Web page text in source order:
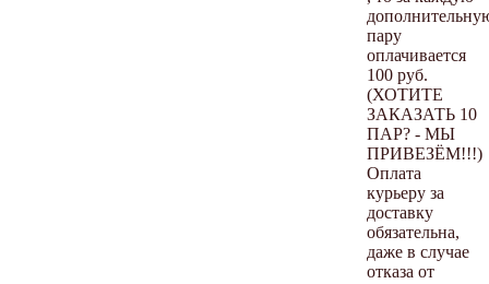
пару
оплачивается
100 руб.
(ХОТИТЕ
ЗАКАЗАТЬ 10
ПАР? - МЫ
ПРИВЕЗЁМ!!!)
Оплата
курьеру за
доставку
обязательна,
даже в случае
отказа от